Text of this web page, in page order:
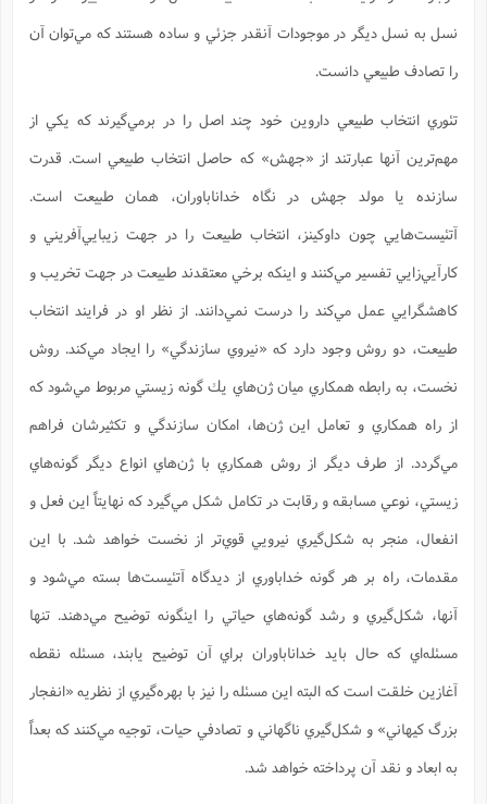
نسل به نسل ديگر در موجودات آنقدر جزئي و ساده هستند كه مي‌توان آن
را تصادف طبيعي دانست.
تئوري انتخاب طبيعي داروين خود چند اصل را در برمي‌گيرند كه يكي از
مهم‌ترين آنها عبارتند از «جهش» كه حاصل انتخاب طبيعي است. قدرت
سازنده يا مولد جهش در نگاه خداناباوران، همان طبيعت است.
آتئيست‌هايي چون داوكينز، انتخاب طبيعت را در جهت زيبايي‌آفريني و
كارآيي‌زايي تفسير مي‌كنند و اينكه برخي معتقدند طبيعت در جهت تخريب و
كاهشگرايي عمل مي‌كند را درست نمي‌دانند. از نظر او در فرايند انتخاب
طبيعت، دو روش وجود دارد كه «نيروي سازندگي» را ايجاد مي‌كند. روش
نخست، به رابطه همكاري ميان ژن‌هاي يك گونه زيستي مربوط مي‌شود كه
از راه همكاري و تعامل اين ژن‌ها، امكان سازندگي و تكثيرشان فراهم
مي‌گردد. از طرف ديگر از روش همكاري با ژن‌هاي انواع ديگر گونه‌هاي
زيستي، نوعي مسابقه و رقابت در تكامل شكل مي‌گيرد كه نهايتاً اين فعل و
انفعال، منجر به شكل‌گيري نيرويي قوي‌تر از نخست خواهد شد. با اين
مقدمات، راه بر هر گونه خداباوري از ديدگاه آتئيست‌ها بسته مي‌شود و
آنها، شكل‌گيري و رشد گونه‌هاي حياتي را اينگونه توضيح مي‌دهند. تنها
مسئله‌اي كه حال بايد خداناباوران براي آن توضيح يابند، مسئله نقطه
آغازين خلقت است كه البته اين مسئله را نيز با بهره‌گيري از نظريه «انفجار
بزرگ كيهاني» و شكل‌گيري ناگهاني و تصادفي حيات، توجيه مي‌كنند كه بعداً
به ابعاد و نقد آن پرداخته خواهد شد.